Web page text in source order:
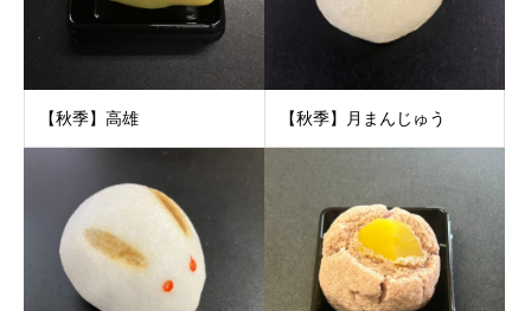
【秋季】高雄 【秋季】月まんじゅう